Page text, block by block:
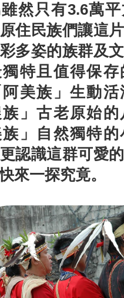
然只有3.6萬
住民族們讓這
多姿的族群及
特且值得保
美族」生動活
族」古老原始的
族」自然獨特
認識這群可愛
來一探究竟。